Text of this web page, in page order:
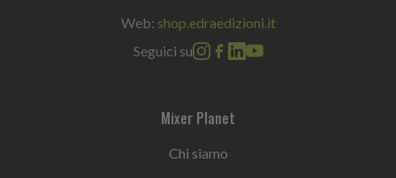
Web: shop.edraedizioni.it
Seguici su
Mixer Planet
Chi siamo